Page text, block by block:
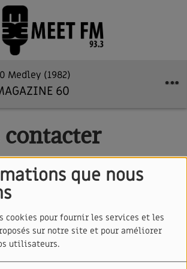
que nous
cookies pour fournir les services et les
sur notre site et pour améliorer
utilisateurs.
Medley (1982)
60